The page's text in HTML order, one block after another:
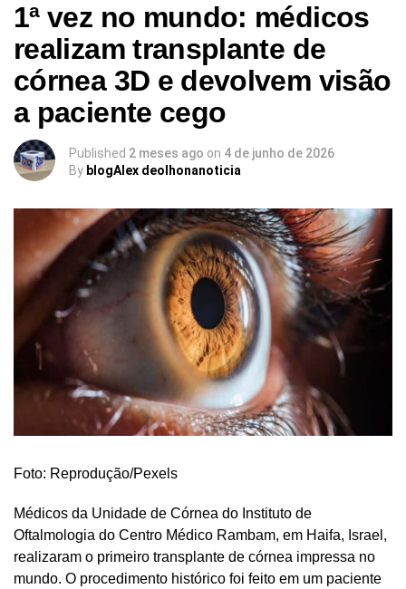
1ª vez no mundo: médicos
realizam transplante de
córnea 3D e devolvem visão
a paciente cego
Published 2 meses ago on 4 de junho de 2026
By blogAlex deolhonanoticia
Foto: Reprodução/Pexels
Médicos da Unidade de Córnea do Instituto de
Oftalmologia do Centro Médico Rambam, em Haifa, Israel,
realizaram o primeiro transplante de córnea impressa no
mundo. O procedimento histórico foi feito em um paciente